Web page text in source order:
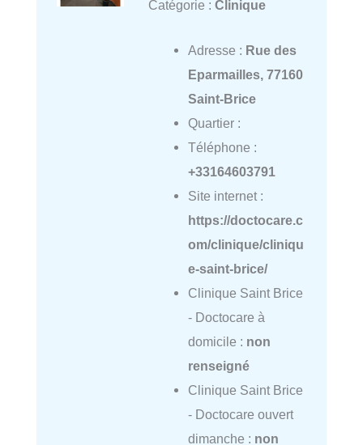
Catégorie : Clinique
Adresse : Rue des
Eparmailles, 77160
Saint-Brice
Quartier :
Téléphone :
+33164603791
Site internet :
https://doctocare.c
om/clinique/cliniqu
e-saint-brice/
Clinique Saint Brice
- Doctocare à
domicile : non
renseigné
Clinique Saint Brice
- Doctocare ouvert
dimanche : non